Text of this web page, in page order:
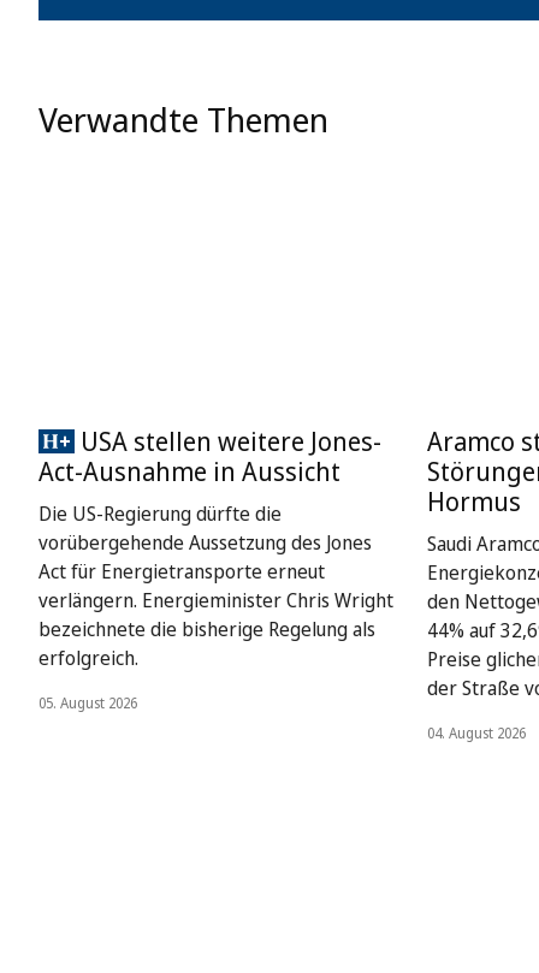
Verwandte Themen
USA stellen weitere Jones-
Act-Ausnahme in Aussicht
Die US-Regierung dürfte die
vorübergehende Aussetzung des Jones
Act für Energietransporte erneut
verlängern. Energieminister Chris Wright
bezeichnete die bisherige Regelung als
erfolgreich.
05. August 2026
Aramco
Hormus
Saudi
den
44% auf
Preise
der Straße
04. August 2026